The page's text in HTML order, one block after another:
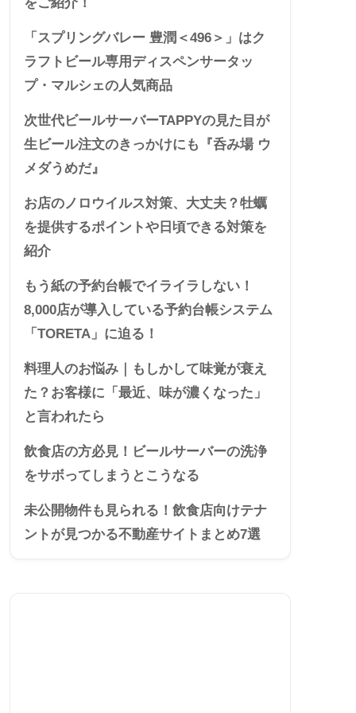
をご紹介！
「スプリングバレー 豊潤＜496＞」はク
ラフトビール専用ディスペンサータッ
プ・マルシェの人気商品
次世代ビールサーバーTAPPYの見た目が
生ビール注文のきっかけにも『呑み場 ウ
メダうめだ』
お店のノロウイルス対策、大丈夫？牡蠣
を提供するポイントや日頃できる対策を
紹介
もう紙の予約台帳でイライラしない！
8,000店が導入している予約台帳システム
「TORETA」に迫る！
料理人のお悩み｜もしかして味覚が衰え
た？お客様に「最近、味が濃くなった」
と言われたら
飲食店の方必見！ビールサーバーの洗浄
をサボってしまうとこうなる
未公開物件も見られる！飲食店向けテナ
ントが見つかる不動産サイトまとめ7選